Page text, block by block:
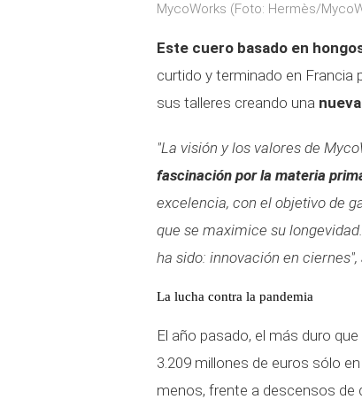
MycoWorks (Foto: Hermès/
Este cuero basado en
curtido y terminado en Francia
sus talleres creando una
"La visión y los valores de
fascinación por la materia
excelencia, con el objetivo de
que se maximice su
ha sido: innovación en
La lucha contra la pandemia
El año pasado, el más duro
3.209 millones de euros sólo
menos, frente a descensos